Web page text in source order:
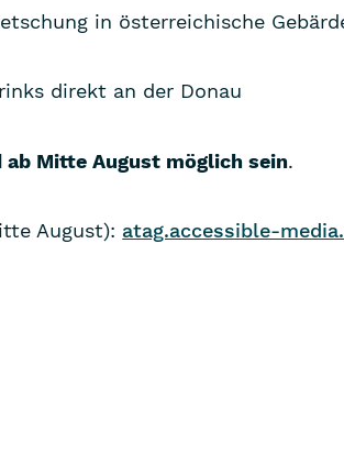
in österreichische
direkt an der Donau
ab Mitte August möglich sein.
August): atag.accessible-